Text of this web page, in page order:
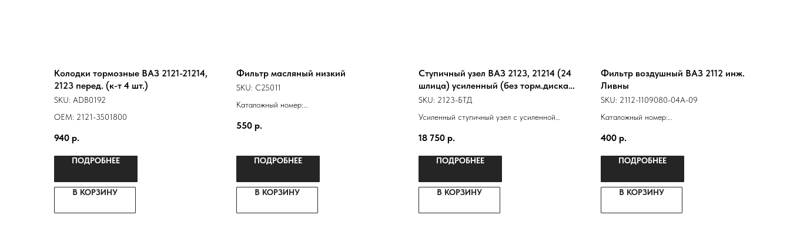
Колодки тормозные ВАЗ 2121-21214,
2123 перед. (к-т 4 шт.)
SKU: ADB0192
ОЕМ: 2121-3501800
940 р.
ПОДРОБНЕЕ
В КОРЗИНУ
Фильтр масляный низкий
SKU: C25011
Каталожный номер:
21010101200583
550 р.
ПОДРОБНЕЕ
В КОРЗИНУ
Ступичный узел ВАЗ 2123, 21214 (24
шлица) усиленный (без торм.диска)
к-т на машину
SKU: 2123-БТД
Усиленный ступичный узел с усиленной
грузовика "Ивеко"
18 750 р.
ПОДРОБНЕЕ
В КОРЗИНУ
Фильтр воздушный ВАЗ 2112 инж.
Ливны
SKU: 2112-1109080-04А-09
Каталожный номер:
2112-1109080
400 р.
ПОДРОБНЕЕ
В КОРЗИНУ